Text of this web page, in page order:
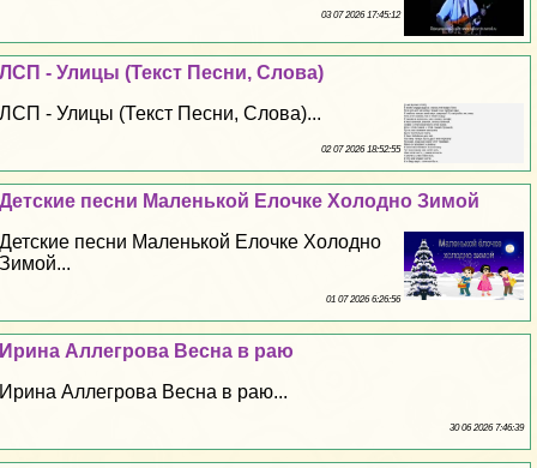
03 07 2026 17:45:12
ЛСП - Улицы (Текст Песни, Слова)
ЛСП - Улицы (Текст Песни, Слова)...
02 07 2026 18:52:55
Детские песни Маленькой Елочке Холодно Зимой
Детские песни Маленькой Елочке Холодно
Зимой...
01 07 2026 6:26:56
Ирина Аллегрова Весна в раю
Ирина Аллегрова Весна в раю...
30 06 2026 7:46:39